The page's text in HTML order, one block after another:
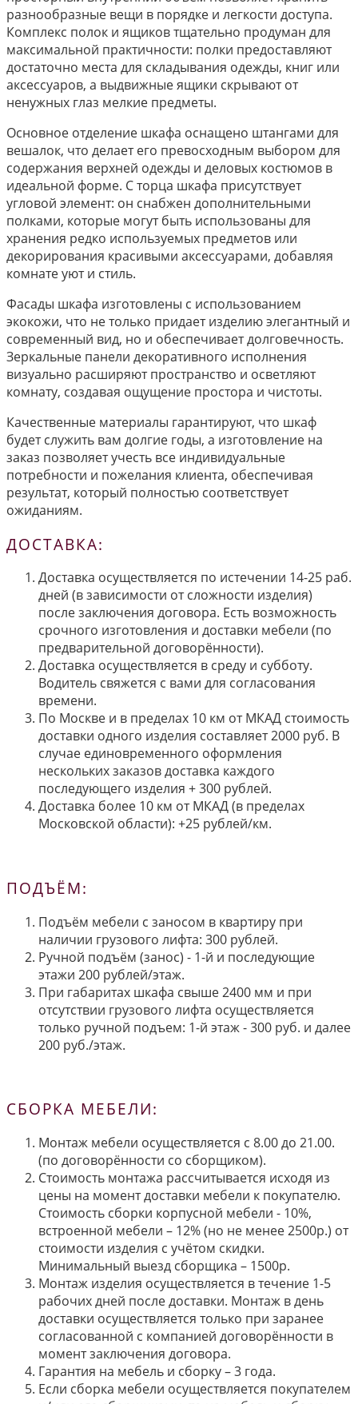
разнообразные вещи в порядке и легкости доступа.
Комплекс полок и ящиков тщательно продуман для
максимальной практичности: полки предоставляют
достаточно места для складывания одежды, книг или
аксессуаров, а выдвижные ящики скрывают от
ненужных глаз мелкие предметы.
Основное отделение шкафа оснащено штангами для
вешалок, что делает его превосходным выбором для
содержания верхней одежды и деловых костюмов в
идеальной форме. С торца шкафа присутствует
угловой элемент: он снабжен дополнительными
полками, которые могут быть использованы для
хранения редко используемых предметов или
декорирования красивыми аксессуарами, добавляя
комнате уют и стиль.
Фасады шкафа изготовлены с использованием
экокожи, что не только придает изделию элегантный и
современный вид, но и обеспечивает долговечность.
Зеркальные панели декоративного исполнения
визуально расширяют пространство и осветляют
комнату, создавая ощущение простора и чистоты.
Качественные материалы гарантируют, что шкаф
будет служить вам долгие годы, а изготовление на
заказ позволяет учесть все индивидуальные
потребности и пожелания клиента, обеспечивая
результат, который полностью соответствует
ожиданиям.
ДОСТАВКА:
Доставка осуществляется по истечении 14-25 раб.
дней (в зависимости от сложности изделия)
после заключения договора. Есть возможность
срочного изготовления и доставки мебели (по
предварительной договорённости).
Доставка осуществляется в среду и субботу.
Водитель свяжется с вами для согласования
времени.
По Москве и в пределах 10 км от МКАД стоимость
доставки одного изделия составляет 2000 руб. В
случае единовременного оформления
нескольких заказов доставка каждого
последующего изделия + 300 рублей.
Доставка более 10 км от МКАД (в пределах
Московской области): +25 рублей/км.
ПОДЪЁМ:
Подъём мебели с заносом в квартиру при
наличии грузового лифта: 300 рублей.
Ручной подъём (занос) - 1-й и последующие
этажи 200 рублей/этаж.
При габаритах шкафа свыше 2400 мм и при
отсутствии грузового лифта осуществляется
только ручной подъем: 1-й этаж - 300 руб. и далее
200 руб./этаж.
СБОРКА МЕБЕЛИ:
Монтаж мебели осуществляется с 8.00 до 21.00.
(по договорённости со сборщиком).
Стоимость монтажа рассчитывается исходя из
цены на момент доставки мебели к покупателю.
Стоимость сборки корпусной мебели - 10%,
встроенной мебели – 12% (но не менее 2500р.) от
стоимости изделия с учётом скидки.
Минимальный выезд сборщика – 1500р.
Монтаж изделия осуществляется в течение 1-5
рабочих дней после доставки. Монтаж в день
доставки осуществляется только при заранее
согласованной с компанией договорённости в
момент заключения договора.
Гарантия на мебель и сборку – 3 года.
Если сборка мебели осуществляется покупателем